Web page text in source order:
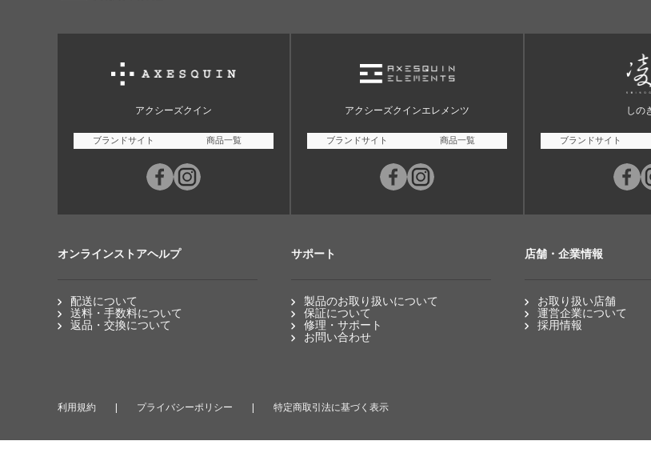
アクシーズクイン
ブランドサイト 商品一覧
アクシーズクインエレメンツ
ブランドサイト 商品一覧
しの
ブランドサイト
オンラインストアヘルプ
配送について
送料・手数料について
返品・交換について
サポート
製品のお取り扱いについて
保証について
修理・サポート
お問い合わせ
店舗・企業情報
お取り扱い店舗
運営企業について
採用情報
利用規約 プライバシーポリシー 特定商取引法に基づく表示